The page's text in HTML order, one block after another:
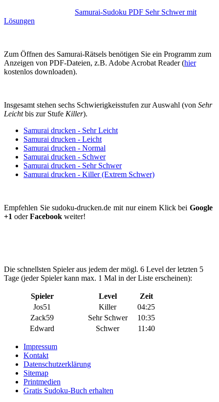
Samurai-Sudoku PDF Sehr Schwer mit
Lösungen
Zum Öffnen des Samurai-Rätsels benötigen Sie ein Programm zum
Anzeigen von PDF-Dateien, z.B. Adobe Acrobat Reader (hier
kostenlos downloaden).
Insgesamt stehen sechs Schwierigkeisstufen zur Auswahl (von Sehr
Leichtbis zur Stufe Killer).
Samurai drucken - Sehr Leicht
Samurai drucken - Leicht
Samurai drucken - Normal
Samurai drucken - Schwer
Samurai drucken - Sehr Schwer
Samurai drucken - Killer (Extrem Schwer)
Empfehlen Sie sudoku-drucken.de mit nur einem Klick bei Google
+1 oderFacebook weiter!
Die schnellsten Spieler aus jedem der mögl. 6 Level der letzten 5
Tage (jeder Spieler kann max. 1 Mal in der Liste erscheinen):
Spieler Level
Zeit
Jos51
Killer
04:25
Zack59
Sehr Schwer
10:35
Edward
Schwer 11:40
Impressum
Kontakt
Datenschutzerklärung
Sitemap
Printmedien
Gratis Sudoku-Buch erhalten